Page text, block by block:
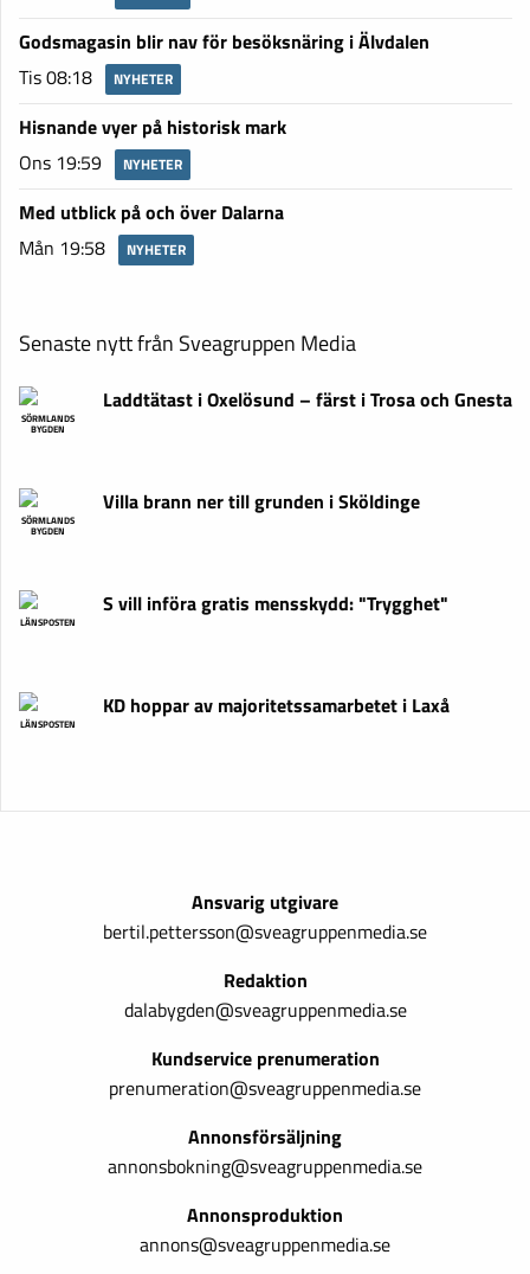
Godsmagasin blir nav för besöksnäring i Älvdalen
Tis 08:18
NYHETER
Hisnande vyer på historisk mark
Ons 19:59
NYHETER
Med utblick på och över Dalarna
Mån 19:58
NYHETER
Senaste nytt från Sveagruppen Media
SÖRMLANDS
BYGDEN
Laddtätast i Oxelösund – färst i Trosa och Gnesta
SÖRMLANDS
BYGDEN
Villa brann ner till grunden i Sköldinge
LÄNSPOSTEN
S vill införa gratis mensskydd: "Trygghet"
LÄNSPOSTEN
KD hoppar av majoritetssamarbetet i Laxå
Ansvarig utgivare
bertil.pettersson@sveagruppenmedia.se
Redaktion
dalabygden@sveagruppenmedia.se
Kundservice prenumeration
prenumeration@sveagruppenmedia.se
Annonsförsäljning
annonsbokning@sveagruppenmedia.se
Annonsproduktion
annons@sveagruppenmedia.se